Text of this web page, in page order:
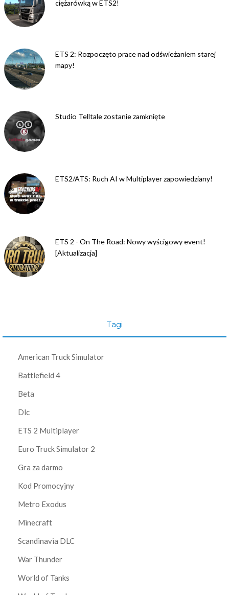
ciężarówką w ETS2!
ETS 2: Rozpoczęto prace nad odświeżaniem starej
mapy!
Studio Telltale zostanie zamknięte
ETS2/ATS: Ruch AI w Multiplayer zapowiedziany!
ETS 2 - On The Road: Nowy wyścigowy event!
[Aktualizacja]
Tagi
American Truck Simulator
Battlefield 4
Beta
Dlc
ETS 2 Multiplayer
Euro Truck Simulator 2
Gra za darmo
Kod Promocyjny
Metro Exodus
Minecraft
Scandinavia DLC
War Thunder
World of Tanks